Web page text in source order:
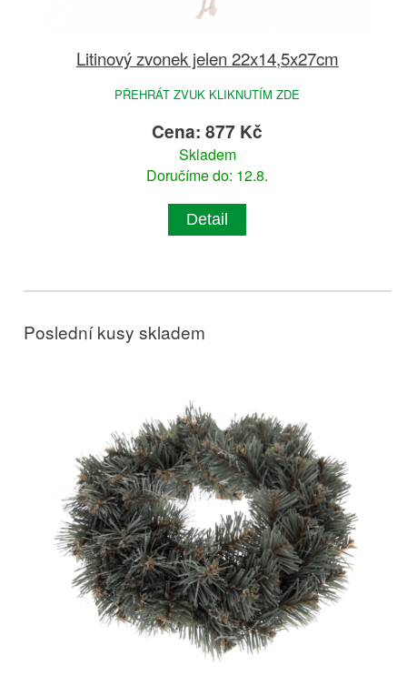
Litinový zvonek jelen 22x14,5x27cm
PŘEHRÁT ZVUK KLIKNUTÍM ZDE
Cena: 877 Kč
Skladem
Doručíme do: 12.8.
Detail
Poslední kusy skladem